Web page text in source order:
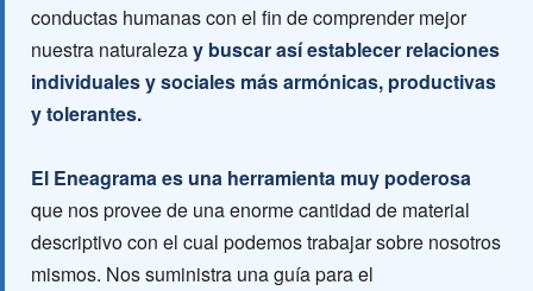
conductas humanas con el fin de comprender mejor
nuestra naturalezay buscar así establecer relaciones
individuales y sociales más armónicas, productivas
y tolerantes.
El Eneagrama es una herramienta muy poderosa
que nos provee de una enorme cantidad de material
descriptivo con el cual podemos trabajar sobre nosotros
mismos. Nos suministra una guía para el